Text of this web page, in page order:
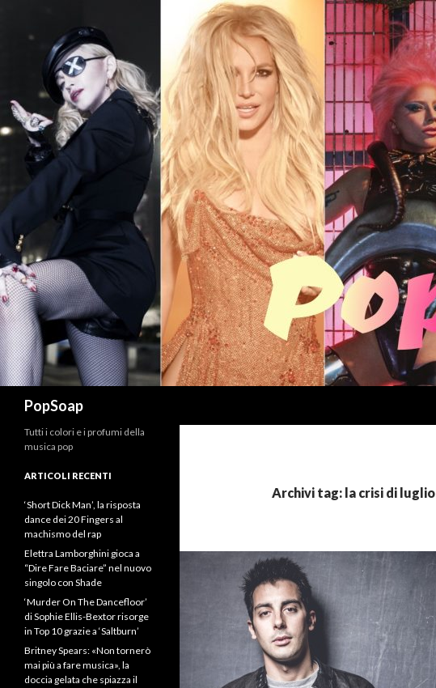
PopSoap
Archivi tag: la crisi di luglio
Tutti i colori e i profumi della
musica pop
ARTICOLI RECENTI
‘Short Dick Man’, la risposta
dance dei 20 Fingers al
machismo del rap
Elettra Lamborghini gioca a
“Dire Fare Baciare” nel nuovo
singolo con Shade
‘Murder On The Dancefloor’
di Sophie Ellis-Bextor risorge
in Top 10 grazie a ‘Saltburn’
Britney Spears: «Non tornerò
mai più a fare musica», la
doccia gelata che spiazza il